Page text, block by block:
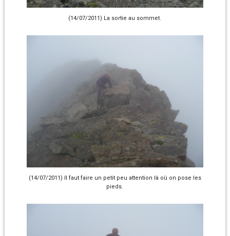
(14/07/2011) La sortie au sommet.
(14/07/2011) Il faut faire un petit peu attention là où on pose les
pieds.